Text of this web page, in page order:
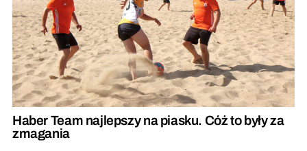
Haber Team najlepszy na piasku. Cóż to były za
zmagania